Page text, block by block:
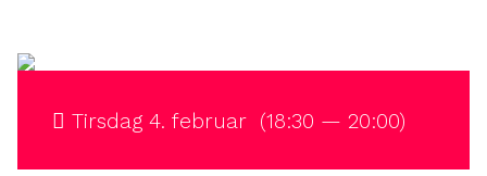
Tirsdag 4. februar (18:30 — 20:00)